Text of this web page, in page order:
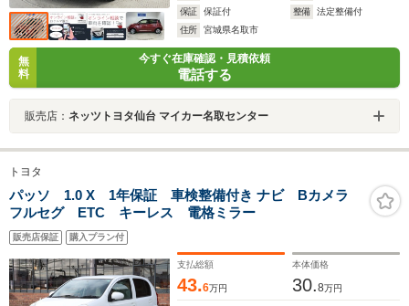
保証
保証付 整備
法定整備付
住所
宮城県名取市
無
料
今すぐ在庫確認・見積依頼
電話する
販売店： ネッツトヨタ仙台 マイカー名取センター
トヨタ
パッソ 1.0 X 1年保証 車検整備付き ナビ Bカメラ
フルセグ ETC キーレス 電格ミラー
販売店保証 購入プラン付
支払総額
43.6万円
本体価格
30.8万円